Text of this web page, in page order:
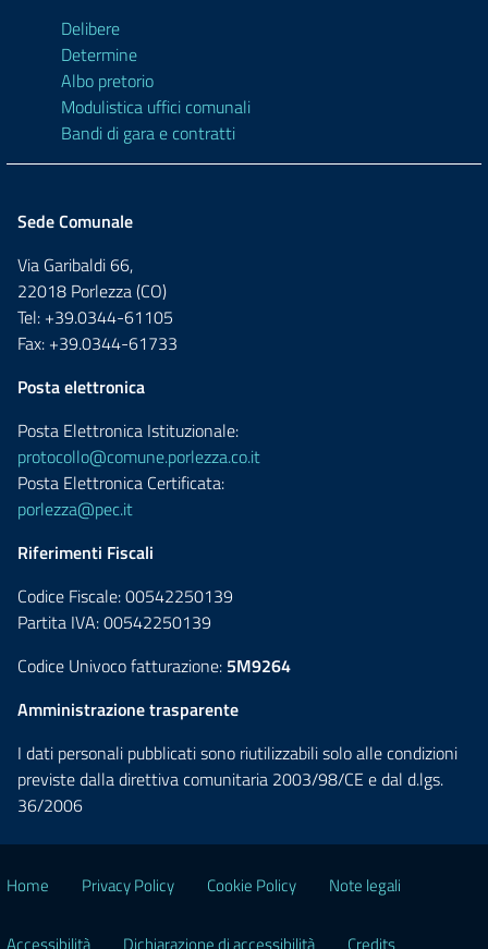
Delibere
Determine
Albo pretorio
Modulistica uffici comunali
Bandi di gara e contratti
Sede Comunale
Via Garibaldi 66,
22018 Porlezza (CO)
Tel: +39.0344-61105
Fax: +39.0344-61733
Posta elettronica
Posta Elettronica Istituzionale:
protocollo@comune.porlezza.co.it
Posta Elettronica Certificata:
porlezza@pec.it
Riferimenti Fiscali
Codice Fiscale: 00542250139
Partita IVA: 00542250139
Codice Univoco fatturazione: 5M9264
Amministrazione trasparente
I dati personali pubblicati sono riutilizzabili solo alle condizioni
previste dalla direttiva comunitaria 2003/98/CE e dal d.lgs.
36/2006
Home Privacy Policy Cookie Policy Note legali